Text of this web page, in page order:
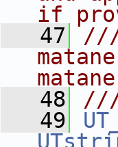
if
   47
///
   48
///
   49